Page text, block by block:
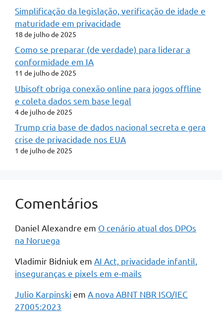
Simplificação da legislação, verificação de idade e
maturidade em privacidade
18 de julho de 2025
Como se preparar (de verdade) para liderar a
conformidade em IA
11 de julho de 2025
Ubisoft obriga conexão online para jogos offline
e coleta dados sem base legal
4 de julho de 2025
Trump cria base de dados nacional secreta e gera
crise de privacidade nos EUA
1 de julho de 2025
Comentários
Daniel Alexandre em O cenário atual dos DPOs
na Noruega
Vladimir Bidniuk em AI Act, privacidade infantil,
inseguranças e pixels em e-mails
Julio Karpinski em A nova ABNT NBR ISO/IEC
27005:2023